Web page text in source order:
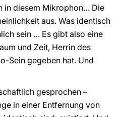
in diesem Mikrophon… Die
aus. Was identisch
sein … Es gibt also eine
und Zeit, Herrin des
Sein gegeben hat. Und
gesprochen –
in einer Entfernung von